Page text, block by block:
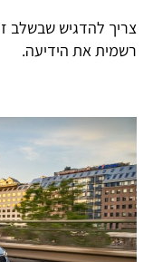
צריך להדגיש שבשלב
רשמית את הידיעה.